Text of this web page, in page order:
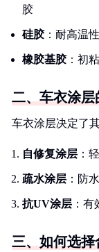
胶
硅胶：耐高温
橡胶基胶：初
二、车衣涂层
车衣涂层决定了
自修复涂层 ：
疏水涂层 ：防
抗UV涂层 ：
三、如何选择